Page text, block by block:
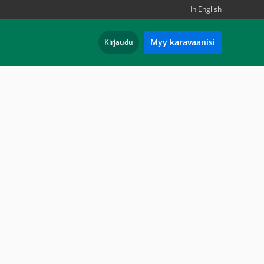
In English
Kirjaudu Myy karavaanisi